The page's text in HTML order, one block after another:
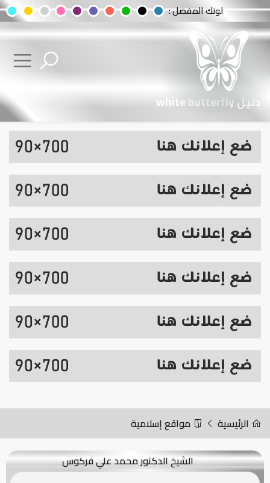
لونك المفضل :
دليل white butterfly
الرئيسية مواقع إسلامية
الشيخ الدكتور محمد علي فركوس